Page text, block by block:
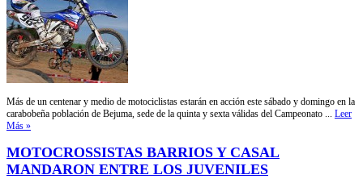
Más de un centenar y medio de motociclistas estarán en acción este sábado y domingo en la
carabobeña población de Bejuma, sede de la quinta y sexta válidas del Campeonato ... Leer
Más »
MOTOCROSSISTAS BARRIOS Y CASAL
MANDARON ENTRE LOS JUVENILES